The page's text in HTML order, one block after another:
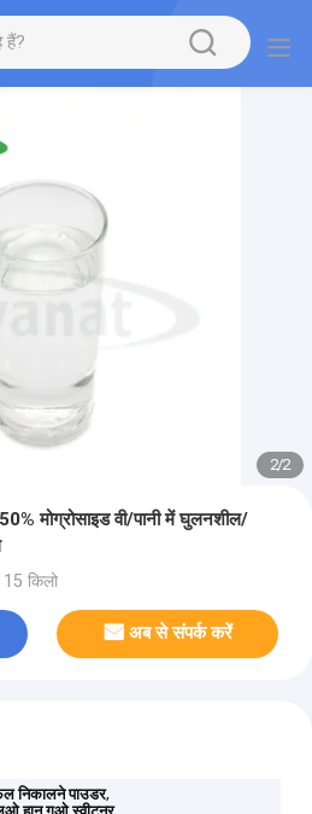
2/2
मोग्रोसाइड वी/पानी में घुलनशील/
किलो
अब से संपर्क करें
निकालने पाउडर,
,